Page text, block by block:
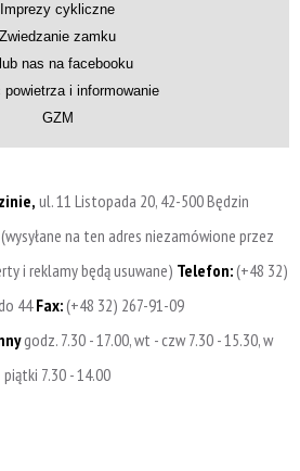
Imprezy cykliczne
Zwiedzanie zamku
nas na facebooku
powietrza i informowanie
GZM
ul. 11 Listopada 20, 42-500 Będzin
na ten adres niezamówione przez
i reklamy będą usuwane) Telefon:(+48 32)
44Fax:(+48 32) 267-91-09
godz. 7.30 - 17.00, wt - czw 7.30 - 15.30, w
piątki 7.30 - 14.00